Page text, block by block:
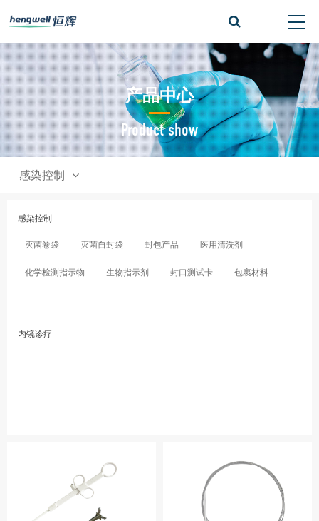
产品中心
Product show
感染控制
感染控制
灭菌卷袋 灭菌自封袋 封包产品 医用清洗剂
化学检测指示物 生物指示剂 封口测试卡 包裹材料
内镜诊疗